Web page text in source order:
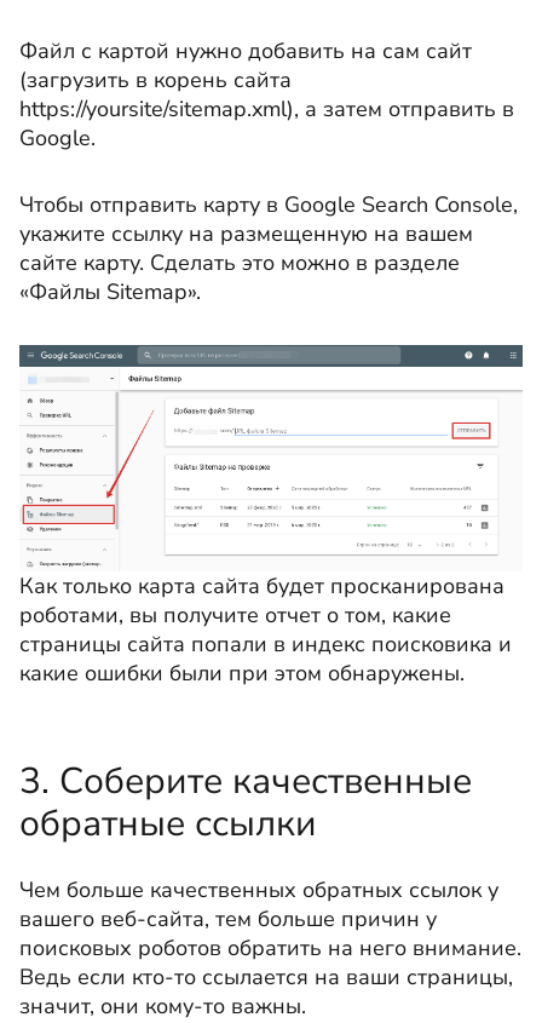
Файл с картой нужно добавить на сам сайт
(загрузить в корень сайта
https://yoursite/sitemap.xml), а затем отправить в
Google.
Чтобы отправить карту в Google Search Console,
укажите ссылку на размещенную на вашем
сайте карту. Сделать это можно в разделе
«Файлы Sitemap».
Как только карта сайта будет просканирована
роботами, вы получите отчет о том, какие
страницы сайта попали в индекс поисковика и
какие ошибки были при этом обнаружены.
3. Соберите качественные
обратные ссылки
Чем больше качественных обратных ссылок у
вашего веб-сайта, тем больше причин у
поисковых роботов обратить на него внимание.
Ведь если кто-то ссылается на ваши страницы,
значит, они кому-то важны.